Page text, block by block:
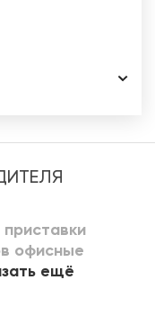
приставки
офисные
ещё